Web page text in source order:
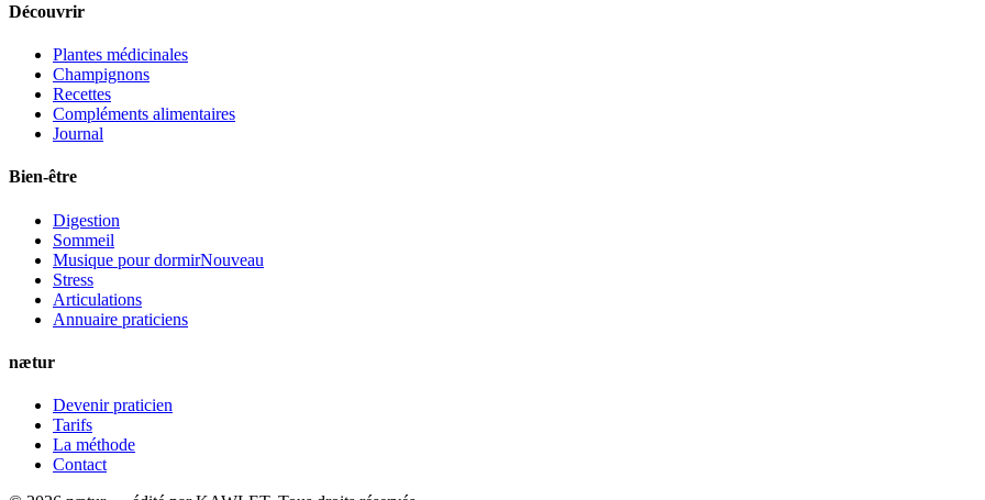
Découvrir
Plantes médicinales
Champignons
Recettes
Compléments alimentaires
Journal
Bien-être
Digestion
Sommeil
Musique pour dormirNouveau
Stress
Articulations
Annuaire praticiens
nætur
Devenir praticien
Tarifs
La méthode
Contact